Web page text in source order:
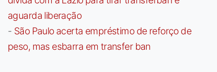
aguarda liberação
- São Paulo acerta empréstimo de reforço de
peso, mas esbarra em transfer ban